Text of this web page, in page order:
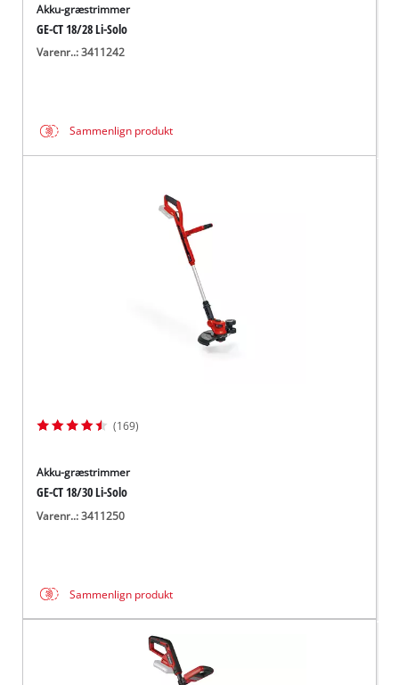
Akku-græstrimmer
GE-CT 18/28 Li-Solo
Varenr..: 3411242
Sammenlign produkt
(169)
Akku-græstrimmer
GE-CT 18/30 Li-Solo
Varenr..: 3411250
Sammenlign produkt